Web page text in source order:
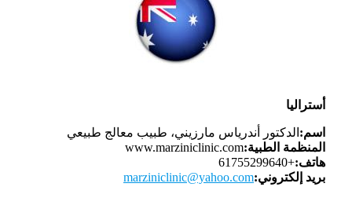
أستراليا
اسم: الدكتور أندرياس مارزيني، طبيب معالج طبيعي
المنظمة الطبية:www.marziniclinic.com
هاتف:+61755299640
بريد إلكتروني:marziniclinic@yahoo.com